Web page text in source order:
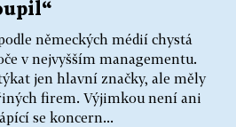
německých médií chystá
v nejvyšším managementu.
jen hlavní značky, ale měly
firem. Výjimkou není ani
se koncern...